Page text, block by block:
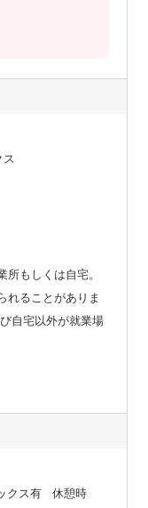
もしくは自宅。
れることがありま
自宅以外が就業場
クス有 休憩時